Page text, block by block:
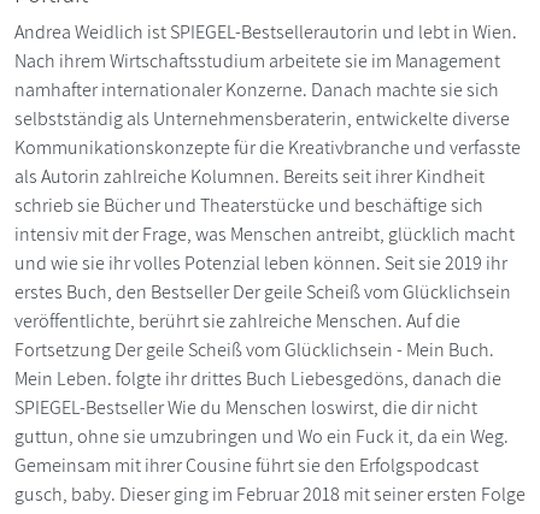
Andrea Weidlich ist SPIEGEL-Bestsellerautorin und lebt in Wien.
Nach ihrem Wirtschaftsstudium arbeitete sie im Management
namhafter internationaler Konzerne. Danach machte sie sich
selbstständig als Unternehmensberaterin, entwickelte diverse
Kommunikationskonzepte für die Kreativbranche und verfasste
als Autorin zahlreiche Kolumnen. Bereits seit ihrer Kindheit
schrieb sie Bücher und Theaterstücke und beschäftige sich
intensiv mit der Frage, was Menschen antreibt, glücklich macht
und wie sie ihr volles Potenzial leben können. Seit sie 2019 ihr
erstes Buch, den Bestseller Der geile Scheiß vom Glücklichsein
veröffentlichte, berührt sie zahlreiche Menschen. Auf die
Fortsetzung Der geile Scheiß vom Glücklichsein - Mein Buch.
Mein Leben. folgte ihr drittes Buch Liebesgedöns, danach die
SPIEGEL-Bestseller Wie du Menschen loswirst, die dir nicht
guttun, ohne sie umzubringen und Wo ein Fuck it, da ein Weg.
Gemeinsam mit ihrer Cousine führt sie den Erfolgspodcast
gusch, baby. Dieser ging im Februar 2018 mit seiner ersten Folge